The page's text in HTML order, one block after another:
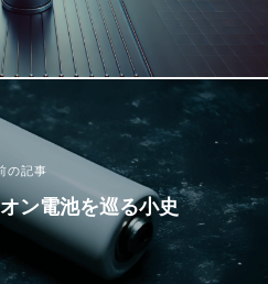
の記事
ン電池を巡る小史